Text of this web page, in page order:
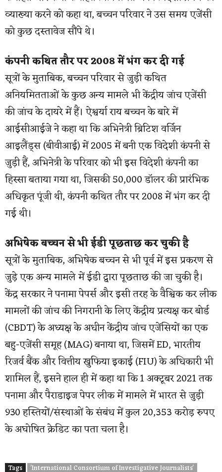
व्याख्या करने को कहा था, बच्चन परिवार ने उस समय एजेंसी
को कुछ दस्तावेज सौंपे थे।
कंपनी कथित तौर पर 2008 में भंग कर दी गई
सूत्रों के मुताबिक, बच्चन परिवार से जुड़ी कथित
अनियमितताओं के कुछ अन्य मामले भी केंद्रीय जांच एजेंसी
की जांच के दायरे में हैं। ऐश्वर्या राय बच्चन के बारे में
आईसीआईजे ने कहा था कि अभिनेत्री ब्रिटिश वर्जिन
आइलैंड्स (बीवीआई) में 2005 में बनी एक विदेशी कंपनी से
जुड़ी हैं, अभिनेत्री के परिवार को भी इस विदेशी कंपनी का
हिस्सा बताया गया था, जिसकी 50,000 डॉलर की प्रारंभिक
अधिकृत पूंजी थी, कंपनी कथित तौर पर 2008 में भंग कर दी
गई थी।
अभिषेक बच्चन से भी ईडी पूछताछ कर चुकी है
सूत्रों के मुताबिक, अभिषेक बच्चन से भी पूर्व में इस प्रकरण से
जुड़े एक अन्य मामले में ईडी द्वारा पूछताछ की जा चुकी है।
केंद्र सरकार ने पनामा पेपर्स और इसी तरह के वैश्विक कर लीक
मामलों की जांच की निगरानी के लिए केंद्रीय प्रत्यक्ष कर बोर्ड
(CBDT) के अध्यक्ष के अधीन केंद्रीय जांच एजेंसियों का एक
बहु-एजेंसी समूह (MAG) बनाया था, जिसमें ED, भारतीय
रिजर्व बैंक और वित्तीय खुफिया इकाई (FIU) के अधिकारी भी
शामिल हैं, इसने हाल ही में कहा था कि 1 अक्टूबर 2021 तक
पनामा और पैराडाइज पेपर लीक में मामले में भारत से जुड़ी
930 हस्तियों/संस्थाओं के संबंध में कुल 20,353 करोड़ रुपए
के अघोषित क्रेडिट का पता चला है।
Tags
'International Consortium of Investigative Journalists'